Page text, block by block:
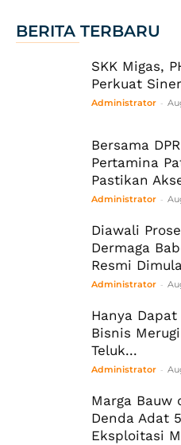
BERITA TERBARU
SKK Migas,
Perkuat
Administrator -
Bersama
Pertamina
Pastikan
Administrator -
Diawali
Dermaga
Resmi
Administrator -
Hanya
Bisnis
Teluk...
Administrator -
Marga Bauw
Denda Adat
Eksploitasi